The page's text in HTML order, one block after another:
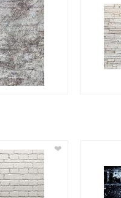
❤